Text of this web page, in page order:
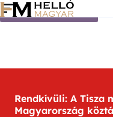
Ugrás a tartalomra
Rendkívüli: A Tisza
Magyarország